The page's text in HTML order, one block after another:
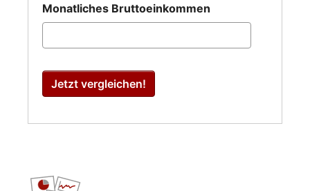
Monatliches Bruttoeinkommen
Jetzt vergleichen!